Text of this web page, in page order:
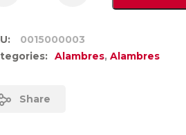
0015000003
Alambres, Alambres
Share